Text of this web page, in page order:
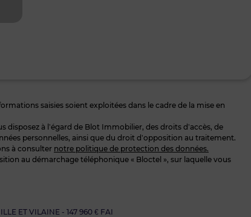
ET VILAINE - 147 960 € FAI
saisies soient exploitées dans le cadre de la mise en
à l’égard de Blot Immobilier, des droits d’accès, de
personnelles, ainsi que du droit d’opposition au traitement.
à consulter notre politique de protection des données.
au démarchage téléphonique « Bloctel », sur laquelle vous